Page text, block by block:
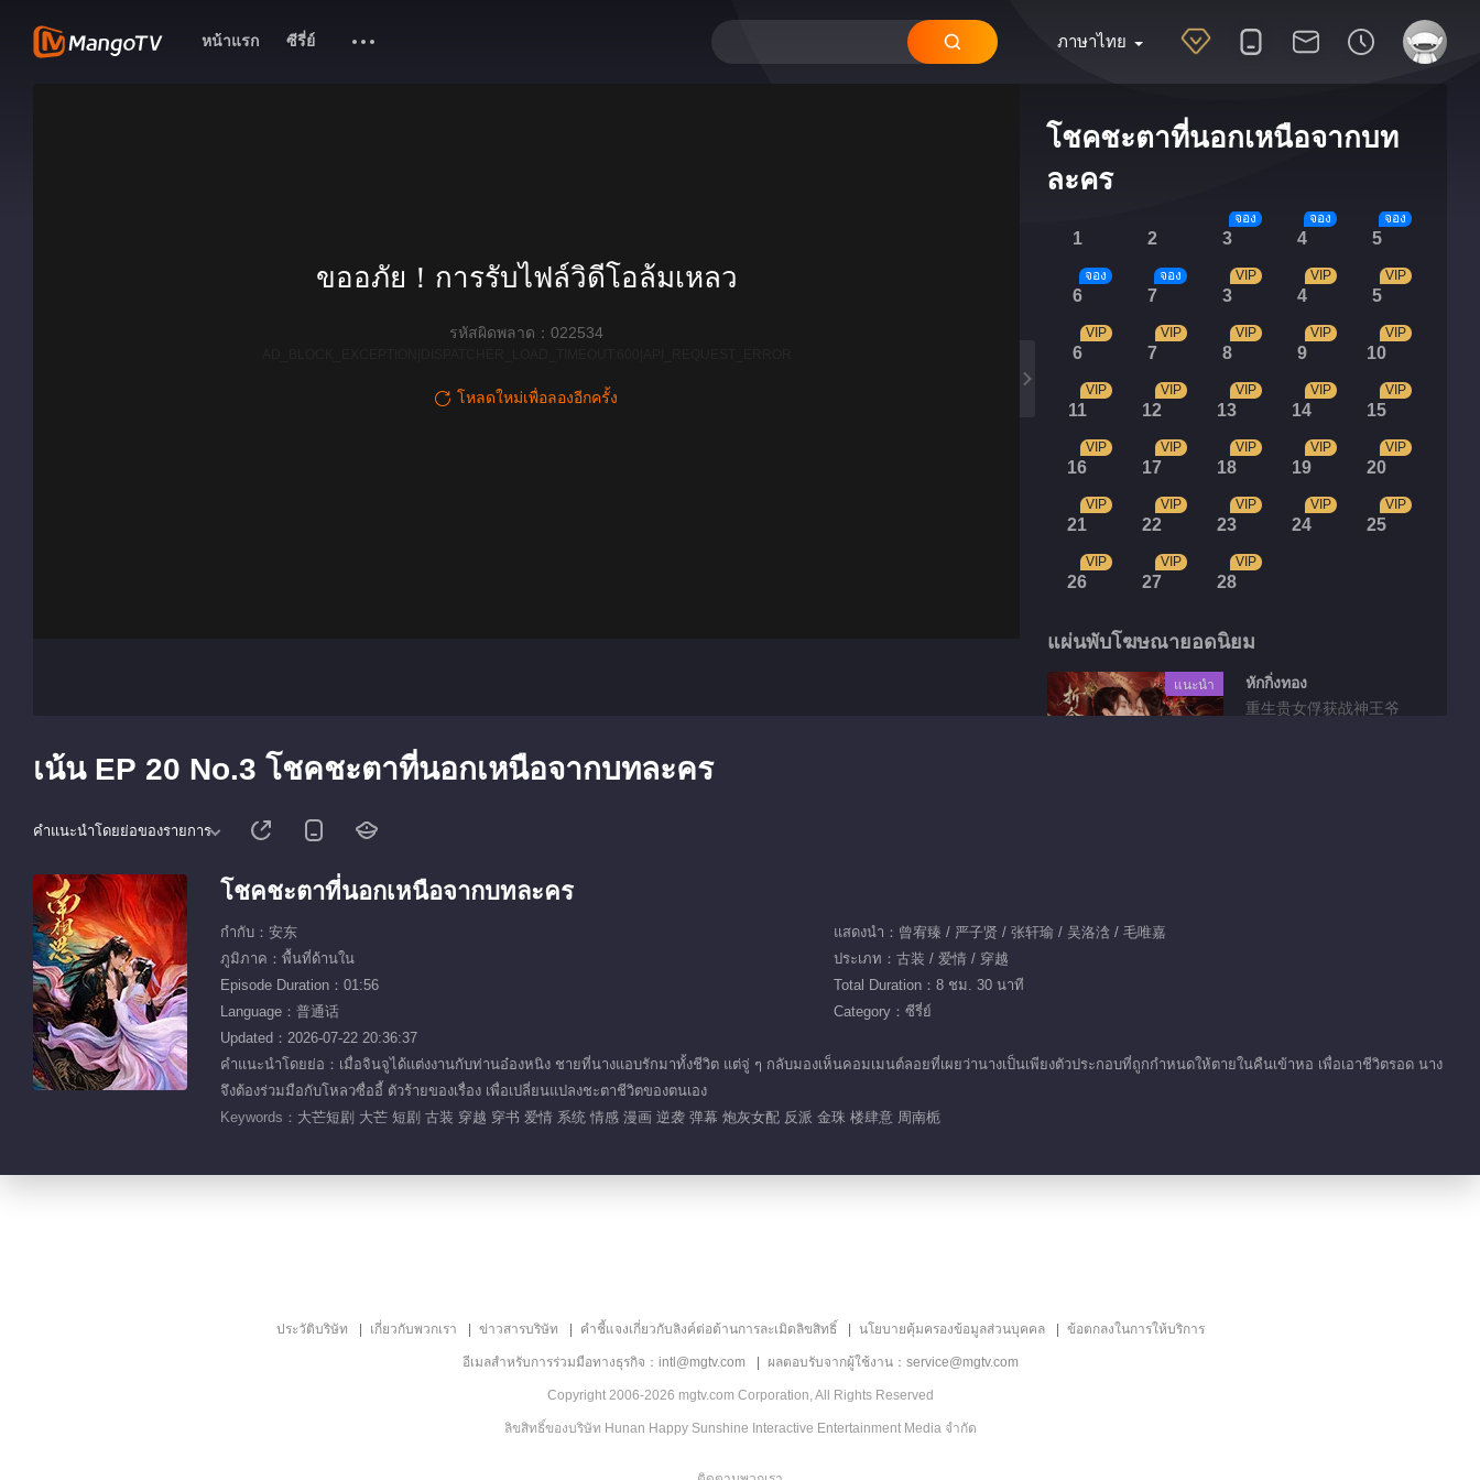
ภาษาไทย
หน้าแรก ซีรี่ย์
โชคชะตาที่นอกเหนือจากบท
ละคร
1 2 3
จอง
4
จอง
5
จอง
6
จอง
7
จอง
3
VIP
4
VIP
5
VIP
6
VIP
7
VIP
8
VIP
9
VIP
10
VIP
11
VIP
12
VIP
13
VIP
14
VIP
15
VIP
16
VIP
17
VIP
18
VIP
19
VIP
20
VIP
21
VIP
22
VIP
23
VIP
24
VIP
25
VIP
26
VIP
27
VIP
28
VIP
แผ่นพับโฆษณายอดนิยม
แนะนำ
หักกิ่งทอง
重生贵女俘获战神王爷
ขออภัย！การรับไฟล์วิดีโอล้มเหลว
รหัสผิดพลาด：022534
โหลดใหม่เพื่อลองอีกครั้ง
เน้น EP 20 No.3 โชคชะตาที่นอกเหนือจากบทละคร
คำแนะนำโดยย่อของรายการ
โชคชะตาที่นอกเหนือจากบทละคร
กำกับ：安东
แสดงนำ：曾宥臻 / 严子贤 / 张轩瑜 / 吴洛浛 / 毛唯嘉
ภูมิภาค：พื้นที่ด้านใน
ประเภท：古装 / 爱情 / 穿越
Episode Duration：01:56
Total Duration：8 ชม. 30 นาที
Language：普通话
Category：ซีรี่ย์
Updated：2026-07-22 20:36:37
คำแนะนำโดยย่อ：เมื่อจินจูได้แต่งงานกับท่านอ๋องหนิง ชายที่นางแอบรักมาทั้งชีวิต แต่จู่ ๆ กลับมองเห็นคอมเมนต์ลอยที่เผยว่านางเป็นเพียงตัวประกอบที่ถูกกำหนดให้ตายในคืนเข้าหอ เพื่อเอาชีวิตรอด นาง
จึงต้องร่วมมือกับโหลวซื่ออี้ ตัวร้ายของเรื่อง เพื่อเปลี่ยนแปลงชะตาชีวิตของตนเอง
Keywords： 大芒短剧 大芒 短剧 古装 穿越 穿书 爱情 系统 情感 漫画 逆袭 弹幕 炮灰女配 反派 金珠 楼肆意 周南栀
ประวัติบริษัท เกี่ยวกับพวกเรา ข่าวสารบริษัท คำชี้แจงเกี่ยวกับลิงค์ต่อต้านการละเมิดลิขสิทธิ์ นโยบายคุ้มครองข้อมูลส่วนบุคคล ข้อตกลงในการให้บริการ
อีเมลสำหรับการร่วมมือทางธุรกิจ：intl@mgtv.com ผลตอบรับจากผู้ใช้งาน：service@mgtv.com
Copyright 2006-2026 mgtv.com Corporation, All Rights Reserved
ลิขสิทธิ์ของบริษัท Hunan Happy Sunshine Interactive Entertainment Media จำกัด